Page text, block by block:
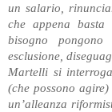
un salario,
che appena
bisogno
esclusione,
Martelli si
(che possono
un’alleanza